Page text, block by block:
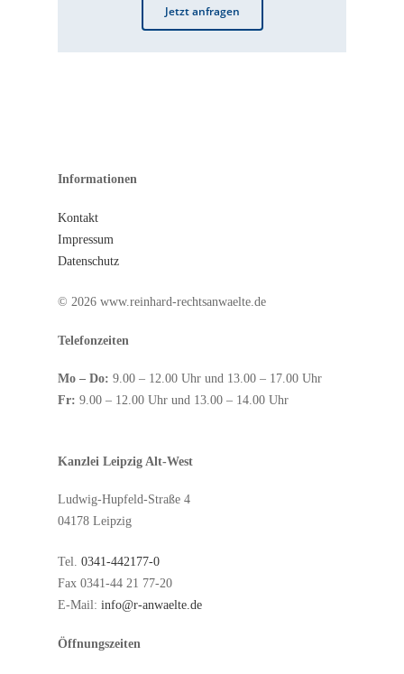
Jetzt anfragen
Informationen
Kontakt
Impressum
Datenschutz
© 2026 www.reinhard-rechtsanwaelte.de
Telefonzeiten
Mo – Do: 9.00 – 12.00 Uhr und 13.00 – 17.00 Uhr
Fr: 9.00 – 12.00 Uhr und 13.00 – 14.00 Uhr
Kanzlei Leipzig Alt-West
Ludwig-Hupfeld-Straße 4
04178 Leipzig
Tel. 0341-442177-0
Fax 0341-44 21 77-20
E-Mail: info@r-anwaelte.de
Öffnungszeiten